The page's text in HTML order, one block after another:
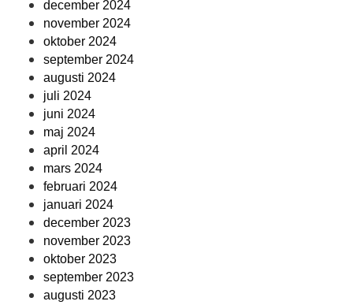
december 2024
november 2024
oktober 2024
september 2024
augusti 2024
juli 2024
juni 2024
maj 2024
april 2024
mars 2024
februari 2024
januari 2024
december 2023
november 2023
oktober 2023
september 2023
augusti 2023